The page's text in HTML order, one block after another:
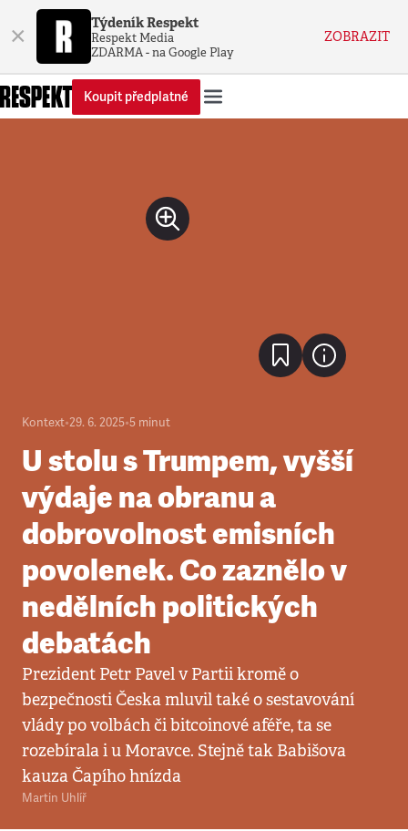
× Týdeník Respekt
Respekt Media
ZDARMA - na Google Play
ZOBRAZIT
Koupit předplatné
Kontext•29. 6. 2025•5 minut
U stolu s Trumpem, vyšší
výdaje na obranu a
dobrovolnost emisních
povolenek. Co zaznělo v
nedělních politických
debatách
Prezident Petr Pavel v Partii kromě o
bezpečnosti Česka mluvil také o sestavování
vlády po volbách či bitcoinové aféře, ta se
rozebírala i u Moravce. Stejně tak Babišova
kauza Čapího hnízda
Martin Uhlíř